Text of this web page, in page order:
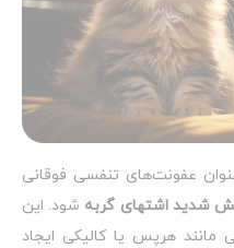
عنوان عفونت‌های تنفسی فوقانی
شدید اشتهای گربه شود. این
هرپس یا کالیکی ایجاد